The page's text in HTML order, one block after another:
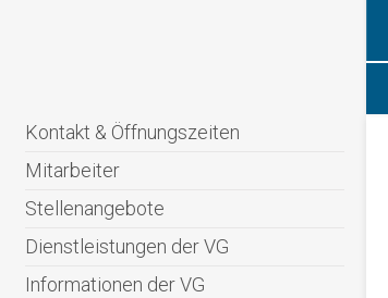
Kontakt & Öffnungszeiten
Mitarbeiter
Stellenangebote
Dienstleistungen der VG
Informationen der VG